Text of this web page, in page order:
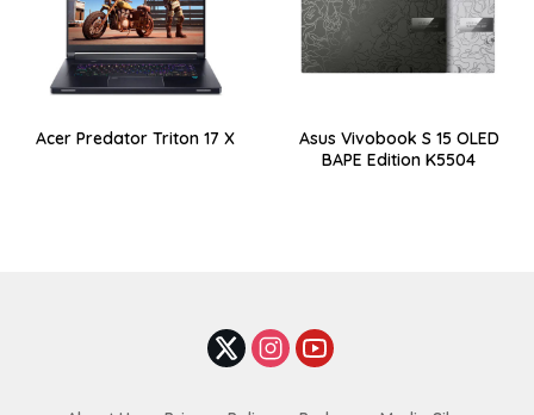
Acer Predator Triton 17 X
Asus Vivobook S 15 OLED
BAPE Edition K5504